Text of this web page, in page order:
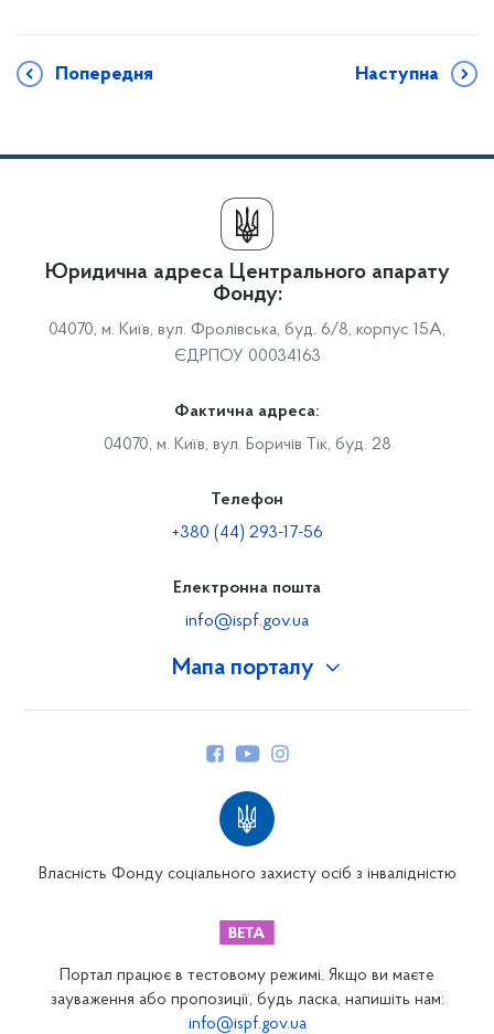
Попередня Наступна
Мапа порталу
Закарпатське відділення
Запорізьке відділення
Юридична адреса Центрального апарату
Фонду:
04070, м. Київ, вул. Фролівська, буд. 6/8, корпус 15А,
ЄДРПОУ 00034163
Фактична адреса:
04070, м. Київ, вул. Боричів Тік, буд. 28
Телефон
+380 (44) 293-17-56
Електронна пошта
info@ispf.gov.ua
Власність Фонду соціального захисту осіб з інвалідністю
Портал працює в тестовому режимі. Якщо ви маєте
зауваження або пропозиції, будь ласка, напишіть нам:
info@ispf.gov.ua